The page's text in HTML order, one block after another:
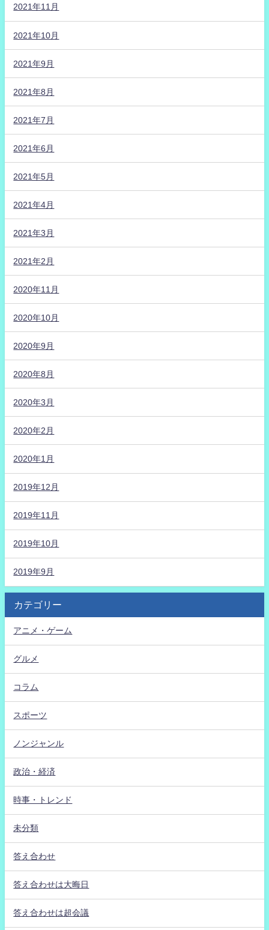
2021年11月
2021年10月
2021年9月
2021年8月
2021年7月
2021年6月
2021年5月
2021年4月
2021年3月
2021年2月
2020年11月
2020年10月
2020年9月
2020年8月
2020年3月
2020年2月
2020年1月
2019年12月
2019年11月
2019年10月
2019年9月
カテゴリー
アニメ・ゲーム
グルメ
コラム
スポーツ
ノンジャンル
政治・経済
時事・トレンド
未分類
答え合わせ
答え合わせは大晦日
答え合わせは超会議